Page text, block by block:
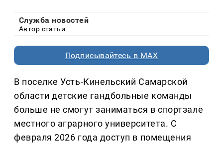
Служба новостей
Автор статьи
Подписывайтесь в MAX
В поселке Усть-Кинельский Самарской
области детские гандбольные команды
больше не смогут заниматься в спортзале
местного аграрного университета. С
февраля 2026 года доступ в помещения